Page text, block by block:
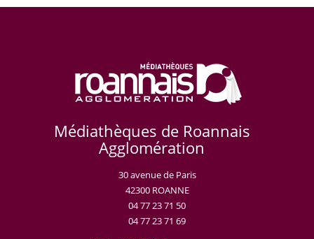
Médiathèques de Roannais
Agglomération
30 avenue de Paris
42300 ROANNE
04 77 23 71 50
04 77 23 71 69